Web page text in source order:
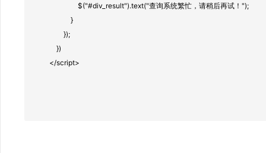
                            $("#div_result").text("查询系统繁忙，请稍后再试！");
                        }
                    });
                })
            </script>